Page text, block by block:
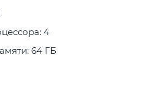
4
64 ГБ